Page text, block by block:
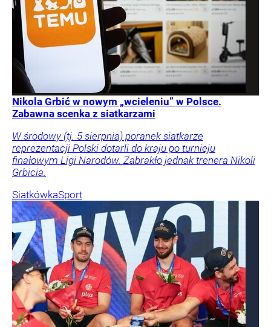
Nikola Grbić w nowym „wcieleniu” w Polsce.
Zabawna scenka z siatkarzami
W środowy (tj. 5 sierpnia) poranek siatkarze
reprezentacji Polski dotarli do kraju po turnieju
finałowym Ligi Narodów. Zabrakło jednak trenera Nikoli
Grbicia.
SiatkówkaSport